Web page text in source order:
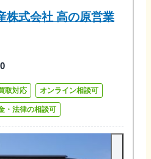
株式会社 高の原営業
取対応 オンライン相談可
・法律の相談可